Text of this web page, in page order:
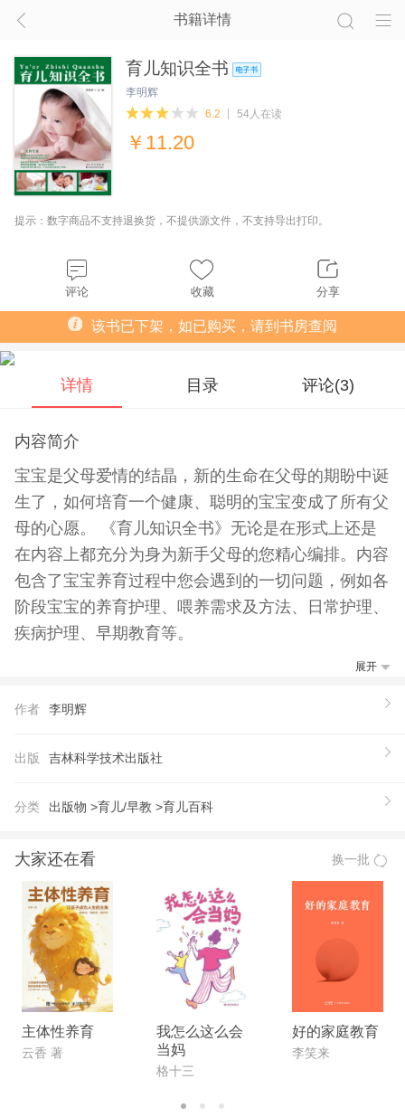
书籍详情
育儿知识全书
李明辉
6.2
54人在读
￥ 11.20
提示：数字商品不支持退换货，不提供源文件，不支持导出打印。
评论 收藏 分享
该书已下架，如已购买，请到书房查阅
详情 目录 评论(3)
内容简介
宝宝是父母爱情的结晶，新的生命在父母的期盼中诞
生了，如何培育一个健康、聪明的宝宝变成了所有父
母的心愿。 《育儿知识全书》无论是在形式上还是
在内容上都充分为身为新手父母的您精心编排。内容
包含了宝宝养育过程中您会遇到的一切问题，例如各
阶段宝宝的养育护理、喂养需求及方法、日常护理、
疾病护理、早期教育等。
展开
作者 李明辉
出版 吉林科学技术出版社
分类 出版物 >育儿/早教 >育儿百科
大家还在看 换一批
主体性养育
云香 著
我怎么这么会
当妈
格十三
好的家庭教育
李笑来